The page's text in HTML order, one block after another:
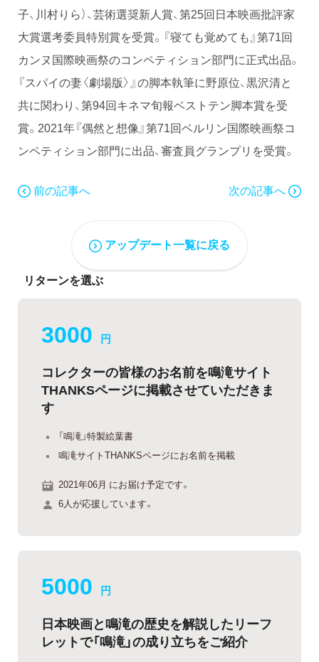
子、川村りら）、芸術選奨新人賞、第25回日本映画批評家
大賞選考委員特別賞を受賞。『寝ても覚めても』第71回
カンヌ国際映画祭のコンペティション部門に正式出品。
『スパイの妻〈劇場版〉』の脚本執筆に野原位、黒沢清と
共に関わり、第94回キネマ旬報ベストテン脚本賞を受
賞。2021年『偶然と想像』第71回ベルリン国際映画祭コ
ンペティション部門に出品、審査員グランプリを受賞。
前の記事へ 次の記事へ
アップデート一覧に戻る
リターンを選ぶ
3000 円
コレクターの皆様のお名前を鳴滝サイト
THANKSページに掲載させていただきま
す
「鳴滝」特製絵葉書
鳴滝サイトTHANKSページにお名前を掲載
2021年06月 にお届け予定です。
6人が応援しています。
5000 円
日本映画と鳴滝の歴史を解説したリーフ
レットで「鳴滝」の成り立ちをご紹介